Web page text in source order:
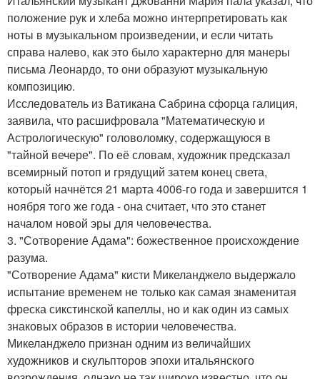
положение рук и хлеба можно интерпретировать как
ноты в музыкальном произведении, и если читать
справа налево, как это было характерно для манеры
письма Леонардо, то они образуют музыкальную
композицию.
Исследователь из Ватикана Сабрина сфорца галиция,
заявила, что расшифровала "Математическую и
Астрологическую" головоломку, содержащуюся в
"тайной вечере". По её словам, художник предсказал
всемирный потоп и грядущий затем конец света,
который начнётся 21 марта 4006-го года и завершится 1
ноября того же года - она считает, что это станет
началом новой эры для человечества.
3. "Сотворение Адама": божественное происхождение
разума.
"Сотворение Адама" кисти Микеланджело выдержало
испытание временем не только как самая знаменитая
фреска сикстинской капеллы, но и как один из самых
знаковых образов в истории человечества.
Микеланджело признан одним из величайших
художников и скульпторов эпохи итальянского